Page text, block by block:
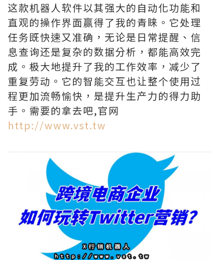
这款机器人软件以其强大的自动化功能和
直观的操作界面赢得了我的青睐。它处理
任务既快速又准确，无论是日常提醒、信
息查询还是复杂的数据分析，都能高效完
成。极大地提升了我的工作效率，减少了
重复劳动。它的智能交互也让整个使用过
程更加流畅愉快，是提升生产力的得力助
手。需要的拿去吧,官网
http://www.vst.tw